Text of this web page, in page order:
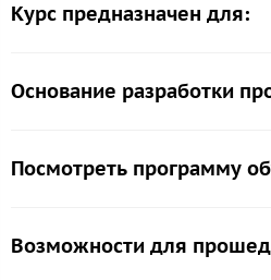
Курс предназначен для:
Основание разработки
Посмотреть программу
Возможности для